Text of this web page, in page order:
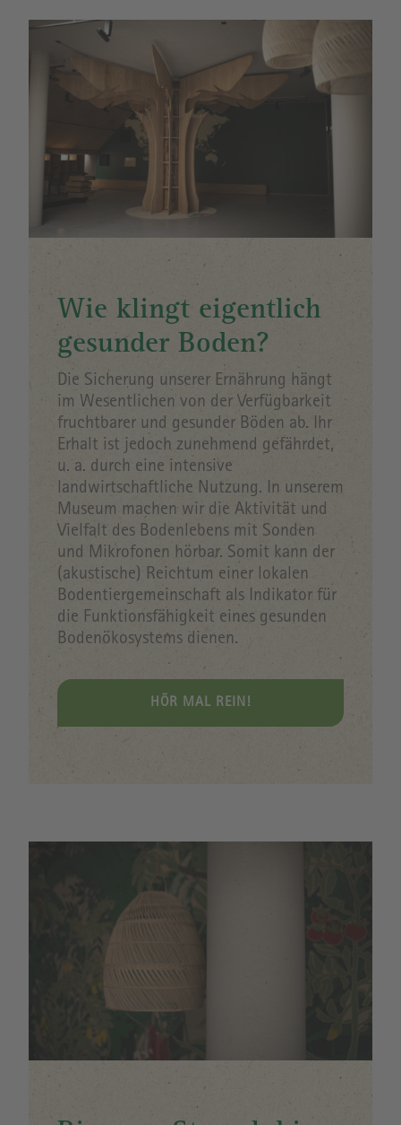
Image
Wie klingt eigentlich
gesunder Boden?
Die Sicherung unserer Ernährung hängt
im Wesentlichen von der Verfügbarkeit
fruchtbarer und gesunder Böden ab. Ihr
Erhalt ist jedoch zunehmend gefährdet,
u. a. durch eine intensive
landwirtschaftliche Nutzung. In unserem
Museum machen wir die Aktivität und
Vielfalt des Bodenlebens mit Sonden
und Mikrofonen hörbar. Somit kann der
(akustische) Reichtum einer lokalen
Bodentiergemeinschaft als Indikator für
die Funktionsfähigkeit eines gesunden
Bodenökosystems dienen.
HÖR MAL REIN!